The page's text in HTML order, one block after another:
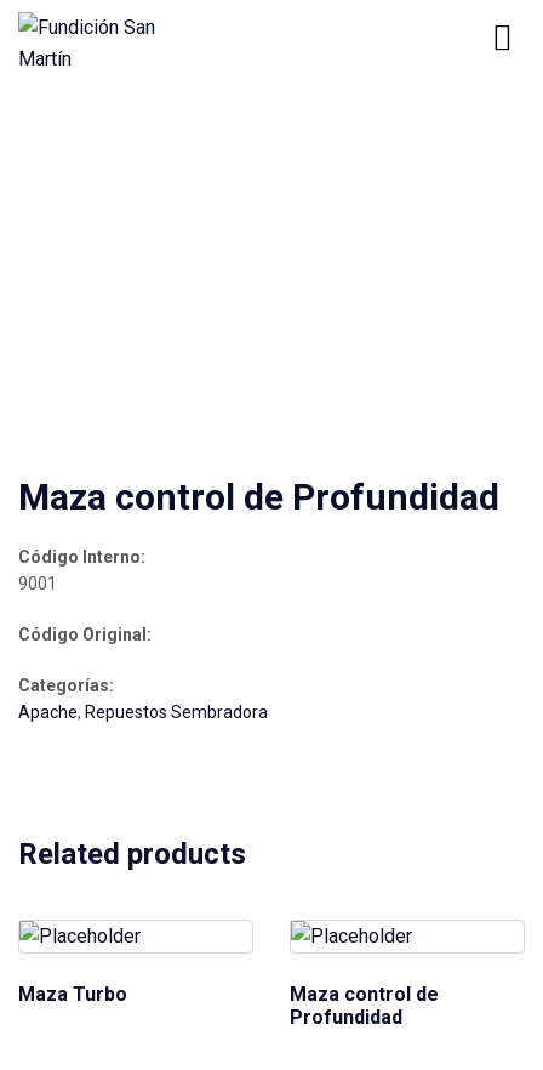
Maza control de Profundidad
Código Interno:
9001
Código Original:
Categorías:
Apache, Repuestos Sembradora
Related products
Maza Turbo
Maza control de
Profundidad